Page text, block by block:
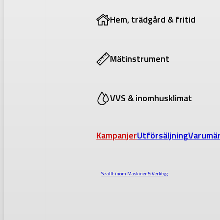
Hem, trädgård & fritid
Mätinstrument
VVS & inomhusklimat
KampanjerUtförsäljning
Se allt inom Maskiner & Verktyg